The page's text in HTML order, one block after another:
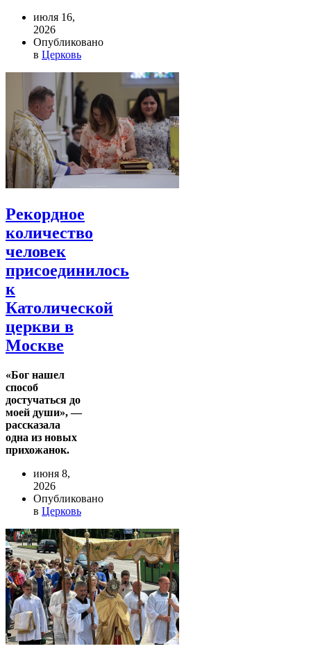
июля 16,
2026
Опубликовано
в Церковь
Рекордное
количество
человек
присоединилось
к
Католической
церкви в
Москве
«Бог нашел
способ
достучаться до
моей души», —
рассказала
одна из новых
прихожанок.
июня 8,
2026
Опубликовано
в Церковь